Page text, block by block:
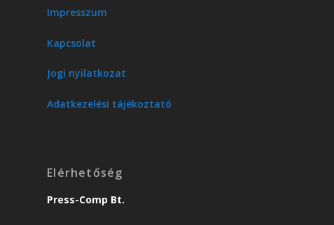
Impresszum
Kapcsolat
Jogi nyilatkozat
Adatkezelési tájékoztató
Elérhetőség
Press-Comp Bt.